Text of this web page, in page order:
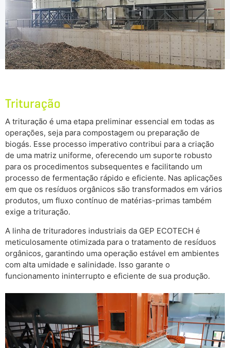
Trituração
A trituração é uma etapa preliminar essencial em todas as
operações, seja para compostagem ou preparação de
biogás. Esse processo imperativo contribui para a criação
de uma matriz uniforme, oferecendo um suporte robusto
para os procedimentos subsequentes e facilitando um
processo de fermentação rápido e eficiente. Nas aplicações
em que os resíduos orgânicos são transformados em vários
produtos, um fluxo contínuo de matérias-primas também
exige a trituração.
A linha de trituradores industriais da GEP ECOTECH é
meticulosamente otimizada para o tratamento de resíduos
orgânicos, garantindo uma operação estável em ambientes
com alta umidade e salinidade. Isso garante o
funcionamento ininterrupto e eficiente de sua produção.